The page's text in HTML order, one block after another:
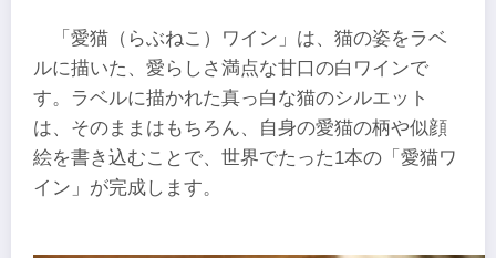
「愛猫（らぶねこ）ワイン」は、猫の姿をラベ
ルに描いた、愛らしさ満点な甘口の白ワインで
す。ラベルに描かれた真っ白な猫のシルエット
は、そのままはもちろん、自身の愛猫の柄や似顔
絵を書き込むことで、世界でたった1本の「愛猫ワ
イン」が完成します。